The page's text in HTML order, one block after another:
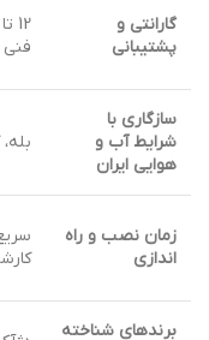
گارانتی و
پشتیبانی
فنی
سازگاری با
شرایط آب و
هوایی ایران
زمان نصب و راه
اندازی
برندهای شناخته